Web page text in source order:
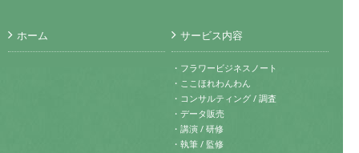
ホーム サービス内容
・フラワービジネスノート
・ここほれわんわん
・コンサルティング / 調査
・データ販売
・講演 / 研修
・執筆 / 監修